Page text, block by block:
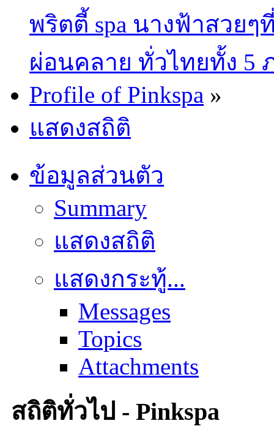
พริตตี้ spa นางฟ้าสวย
ผ่อนคลาย ทั่วไทยทั้ง 5
Profile of Pinkspa »
แสดงสถิติ
ข้อมูลส่วนตัว
Summary
แสดงสถิติ
แสดงกระทู้...
Messages
Topics
Attachments
สถิติทั่วไป - Pinkspa